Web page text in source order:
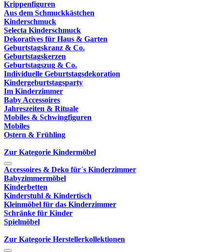
Krippenfiguren
Aus dem Schmuckkästchen
Kinderschmuck
Selecta Kinderschmuck
Dekoratives für Haus & Garten
Geburtstagskranz & Co.
Geburtstagskerzen
Geburtstagszug & Co.
Individuelle Geburtstagsdekoration
Kindergeburtstagsparty
Im Kinderzimmer
Baby Accessoires
Jahreszeiten & Rituale
Mobiles & Schwingfiguren
Mobiles
Ostern & Frühling
Zur Kategorie Kindermöbel
Accessoires & Deko für´s Kinderzimmer
Babyzimmermöbel
Kinderbetten
Kinderstuhl & Kindertisch
Kleinmöbel für das Kinderzimmer
Schränke für Kinder
Spielmöbel
Zur Kategorie Herstellerkollektionen